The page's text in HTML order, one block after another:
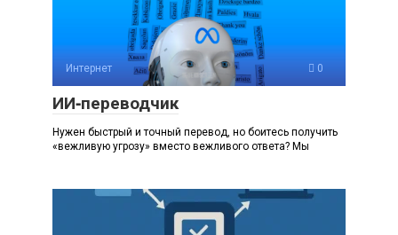
Интернет 0
ИИ‑переводчик
Нужен быстрый и точный перевод, но боитесь получить
«вежливую угрозу» вместо вежливого ответа? Мы